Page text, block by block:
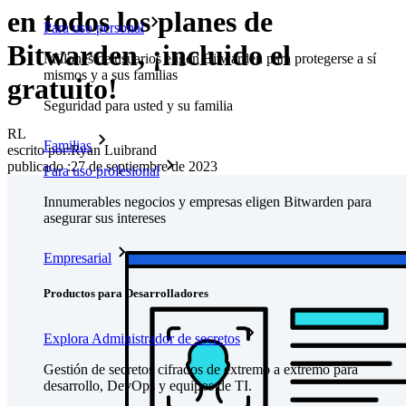
Para uso personal
Millones de usuarios eligen Bitwarden para protegerse a sí
mismos y a sus familias
Seguridad para usted y su familia
Familias
Para uso profesional
Innumerables negocios y empresas eligen Bitwarden para
asegurar sus intereses
Empresarial
Productos para Desarrolladores
Explora Administrador de secretos
Gestión de secretos cifrados de extremo a extremo para
desarrollo, DevOps y equipos de TI.
en todos los planes de
Bitwarden, ¡incluido el
gratuito!
RL
escrito por:Ryan Luibrand
publicado:27 de septiembre de 2023